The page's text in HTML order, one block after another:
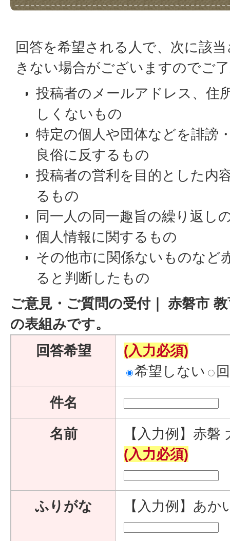
回答を希望される人で、次に該
きない場合がございますのでご
投稿者のメールアドレス、住
しくないもの
特定の個人や団体などを誹謗
良俗に反するもの
投稿者の営利を目的とした内
るもの
同一人の同一趣旨の繰り返し
個人情報に関するもの
その他市に関係ないものなど
ると判断したもの
ご意見・ご質問の受付｜ 赤磐市
の表組みです。
回答希望
(入力必須)
希望しない
件名
名前
【入力例】赤磐
(入力必須)
ふりがな 【入力例】あ